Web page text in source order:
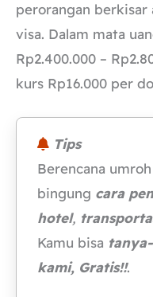
perorangan berkisar
visa. Dalam mata
Rp2.400.000 –
kurs Rp16.000 per
Tips
Berencana
bingung cara
hotel,
Kamu bisa
kami, Gratis!!.